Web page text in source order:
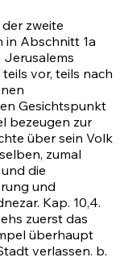
der zweite
in Abschnitt 1a
Jerusalems
vor, teils nach
Gesichtspunkt
bezeugen zur
über sein Volk
zumal
die
und
Kap. 10,4.
zuerst das
überhaupt
verlassen. b.